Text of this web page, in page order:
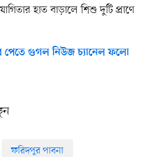
হাত বাড়ালে শিশু দুটি প্রাণে
গুগল নিউজ চ্যানেল ফলো
ফরিদপুর পাবনা